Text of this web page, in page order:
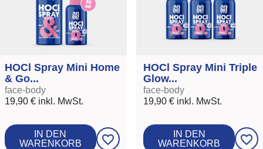
HOCl Spray Mini Home
& Go...
face-body
19,90 € inkl. MwSt.
IN DEN
WARENKORB
favorite_border
HOCl Spray Mini Triple
Glow...
face-body
19,90 € inkl. MwSt.
IN DEN
WARENKORB
favorite_border